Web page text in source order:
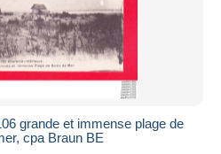
grande et immense plage de
cpa Braun BE